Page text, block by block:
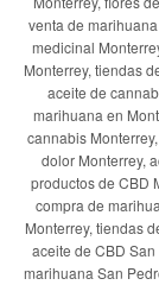
venta de
medicinal
Monterrey, tiendas
aceite de
marihuana en
cannabis
dolor Monterrey,
productos de CBD
compra de
Monterrey, tiendas
aceite de CBD
marihuana San